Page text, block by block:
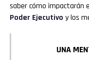
saber cómo impactarán
Poder Ejecutivo y los
UNA